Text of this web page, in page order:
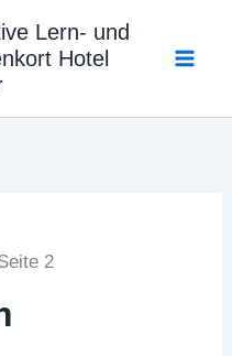
Lern- und
Hotel
2